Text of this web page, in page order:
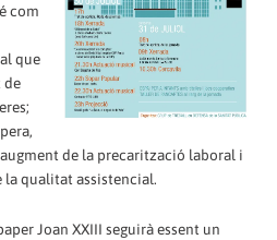
com
que
de
de la precarització laboral i
qualitat assistencial.
Joan XXIII seguirà essent un